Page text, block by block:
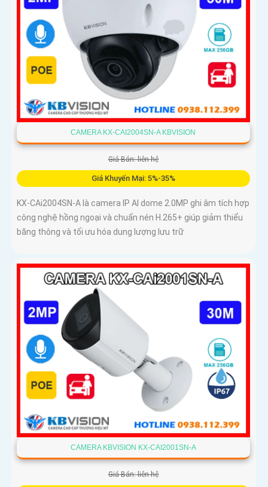
CAMERA KX-CAI2004SN-A KBVISION
Giá Bán: liên hệ
Giá Khuyến Mại: 5%-35%
KX-CAi2004SN-A là camera IP AI dome 2.0MP ghi âm tích hợp
công nghệ hồng ngoại và chuẩn nén H.265+ giúp giảm thiểu
băng thông và tối ưu hóa dung lượng lưu trữ
CAMERA KBVISION KX-CAI2001SN-A
Giá Bán: liên hệ